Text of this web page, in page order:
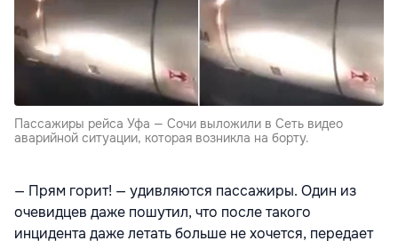
Пассажиры рейса Уфа — Сочи выложили в Сеть видео
аварийной ситуации, которая возникла на борту.
— Прям горит! — удивляются пассажиры. Один из
очевидцев даже пошутил, что после такого
инцидента даже летать больше не хочется, передает